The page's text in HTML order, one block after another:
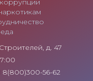
д. 47
56-62